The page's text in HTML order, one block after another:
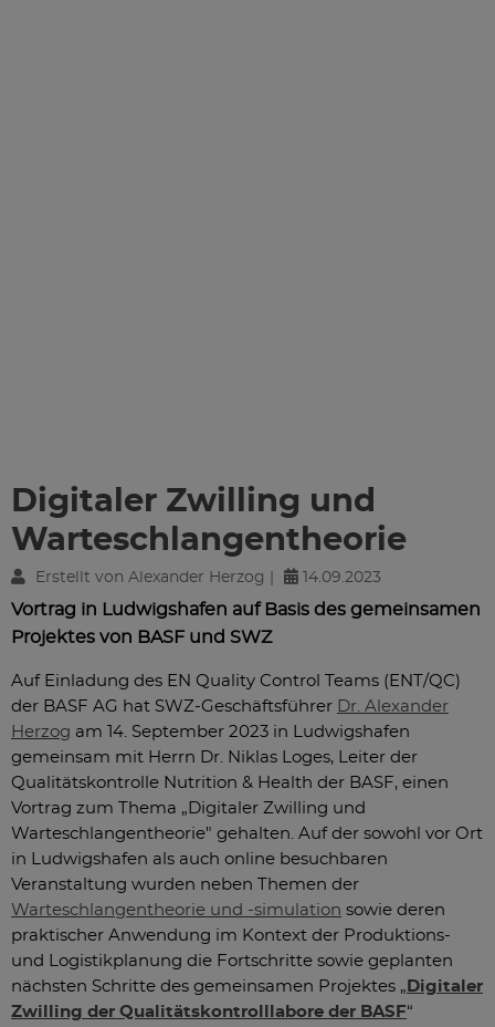
Digitaler Zwilling und
Warteschlangentheorie
Erstellt von Alexander Herzog | 14.09.2023
Vortrag in Ludwigshafen auf Basis des gemeinsamen
Projektes von BASF und SWZ
Auf Einladung des EN Quality Control Teams (ENT/QC)
der BASF AG hat SWZ-Geschäftsführer Dr. Alexander
Herzog am 14. September 2023 in Ludwigshafen
gemeinsam mit Herrn Dr. Niklas Loges, Leiter der
Qualitätskontrolle Nutrition & Health der BASF, einen
Vortrag zum Thema „Digitaler Zwilling und
Warteschlangentheorie" gehalten. Auf der sowohl vor Ort
in Ludwigshafen als auch online besuchbaren
Veranstaltung wurden neben Themen der
Warteschlangentheorie und -simulation sowie deren
praktischer Anwendung im Kontext der Produktions-
und Logistikplanung die Fortschritte sowie geplanten
nächsten Schritte des gemeinsamen Projektes „ Digitaler
Zwilling der Qualitätskontrolllabore der BASF“